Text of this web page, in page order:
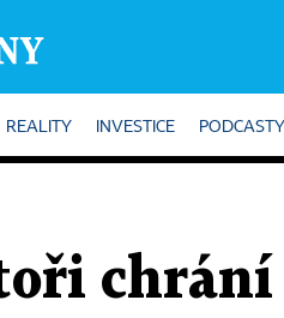
REALITY INVESTICE PODCASTY